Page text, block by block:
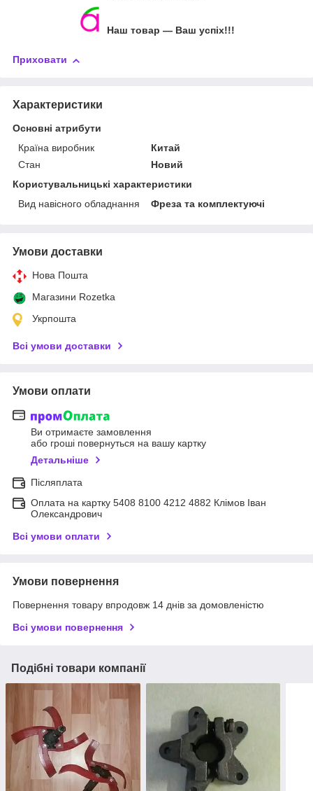
Наш товар ― Ваш успіх!!!
Приховати
Характеристики
Основні атрибути
Країна виробник
Китай
Стан
Новий
Користувальницькі характеристики
Вид навісного обладнання
Фреза та комплектуючі
Умови доставки
Нова Пошта
Магазини Rozetka
Укрпошта
Всі умови доставки
Умови оплати
Ви отримаєте замовлення
або гроші повернуться на вашу картку
Детальніше
Післяплата
Оплата на картку 5408 8100 4212 4882 Клімов Іван
Олександрович
Всі умови оплати
Умови повернення
Повернення товару впродовж 14 днів за домовленістю
Всі умови повернення
Подібні товари компанії